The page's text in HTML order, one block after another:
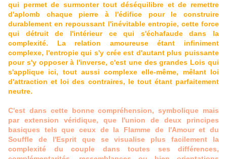
qui permet de surmonter tout déséquilibre et de remettre
d'aplomb chaque pierre à l'édifice pour le construire
durablement en repoussant l'inévitable entropie, cette force
qui détruit de l'intérieur ce qui s'échafaude dans la
complexité. La relation amoureuse étant infiniment
complexe, l'entropie qui s'y crée est d'autant plus puissante
pour s'y opposer à l'inverse, c'est une des grandes Lois qui
s'applique ici, tout aussi complexe elle-même, mêlant loi
d'attraction et loi des contraires, le tout étant parfaitement
neutre.
C'est dans cette bonne compréhension, symbolique mais
par extension véridique, que l'union de deux principes
basiques tels que ceux de la Flamme de l'Amour et du
Souffle de l'Esprit que se visualise plus facilement la
complexité du couple dans toutes ses différences,